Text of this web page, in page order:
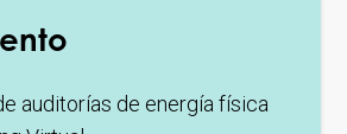
auditorías de energía física